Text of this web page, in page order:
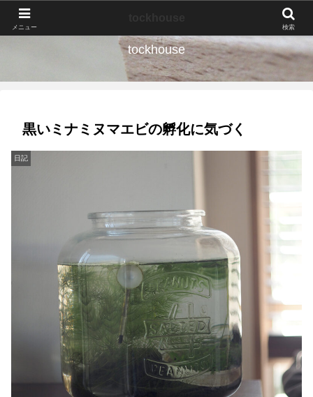
tockhouse
黒いミナミヌマエビの孵化に気づく
日記
メニュー 検索